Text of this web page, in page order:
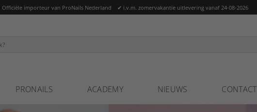
importeur van ProNails Nederland ✔ i.v.m. zomervakantie uitlevering vanaf 24-08-2026
PRONAILS ACADEMY NIEUWS CONTACT